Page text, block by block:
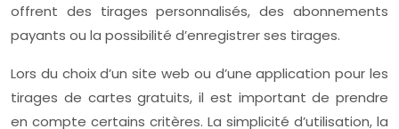
offrent des tirages personnalisés, des abonnements
payants ou la possibilité d’enregistrer ses tirages.
Lors du choix d’un site web ou d’une application pour les
tirages de cartes gratuits, il est important de prendre
en compte certains critères. La simplicité d’utilisation, la